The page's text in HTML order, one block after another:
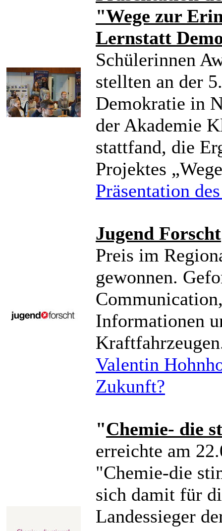
"Wege zur
Lernstatt
Schülerinnen
stellten an der
Demokratie in
der Akademie
stattfand, die
Projektes
Präsentation
Jugend Forscht
Preis im
gewonnen.
Informationen
Valentin
Zukunft?
"Chemie- die
erreichte am
"Chemie-die
sich damit für
Landessieger